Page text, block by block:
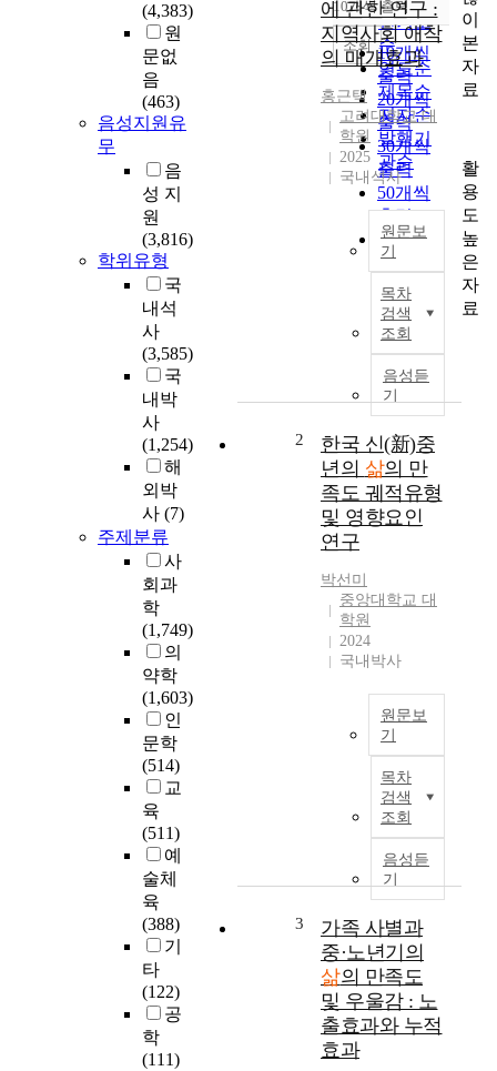
(4,383)
원
문없
음
(463)
음성지원유
무
음
성 지
원
(3,816)
학위유형
국
내석
사
(3,585)
국
내박
사
(1,254)
해
외박
사 (7)
주제분류
사
회과
학
(1,749)
의
약학
(1,603)
인
문학
(514)
교
육
(511)
예
술체
육
(388)
기
타
(122)
공
학
(111)
인기도
순
연도순
제목순
저자순
발행기
관순
내림차순
10개씩 출력
10개씩
출력
20개씩
출력
30개씩
출력
50개씩
출력
100개씩
출력
조회
에 관한 연구 :
지역사회 애착
의 매개효과
홍근택
고려대학교 대
학원
2025
국내석사
원문보
기
목차
검색
조회
음성듣
기
2
한국 신(新)중
년의 삶의 만
족도 궤적유형
및 영향요인
연구
박선미
중앙대학교 대
학원
2024
국내박사
원문보
기
목차
검색
조회
음성듣
기
3
가족 사별과
중·노년기의
삶의 만족도
및 우울감 : 노
출효과와 누적
효과
이
본
자
료
활
용
도
높
은
자
료